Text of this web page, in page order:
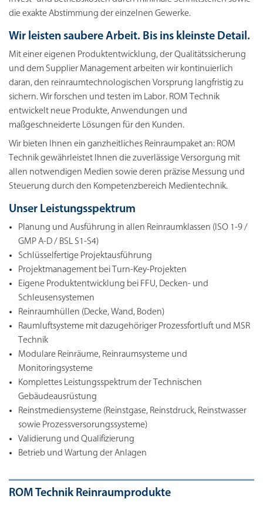
die exakte Abstimmung der einzelnen Gewerke.
Wir leisten saubere Arbeit. Bis ins kleinste Detail.
Mit einer eigenen Produktentwicklung, der Qualitätssicherung
und dem Supplier Management arbeiten wir kontinuierlich
daran, den reinraumtechnologischen Vorsprung langfristig zu
sichern. Wir forschen und testen im Labor. ROM Technik
entwickelt neue Produkte, Anwendungen und
maßgeschneiderte Lösungen für den Kunden.
Wir bieten Ihnen ein ganzheitliches Reinraumpaket an: ROM
Technik gewährleistet Ihnen die zuverlässige Versorgung mit
allen notwendigen Medien sowie deren präzise Messung und
Steuerung durch den Kompetenzbereich Medientechnik.
Unser Leistungsspektrum
Planung und Ausführung in allen Reinraumklassen (ISO 1-9 /
GMP A-D / BSL S1-S4)
Schlüsselfertige Projektausführung
Projektmanagement bei Turn-Key-Projekten
Eigene Produktentwicklung bei FFU, Decken- und
Schleusensystemen
Reinraumhüllen (Decke, Wand, Boden)
Raumluftsysteme mit dazugehöriger Prozessfortluft und MSR
Technik
Modulare Reinräume, Reinraumsysteme und
Monitoringsysteme
Komplettes Leistungsspektrum der Technischen
Gebäudeausrüstung
Reinstmediensysteme (Reinstgase, Reinstdruck, Reinstwasser
sowie Prozessversorungssysteme)
Validierung und Qualifizierung
Betrieb und Wartung der Anlagen
ROM Technik Reinraumprodukte